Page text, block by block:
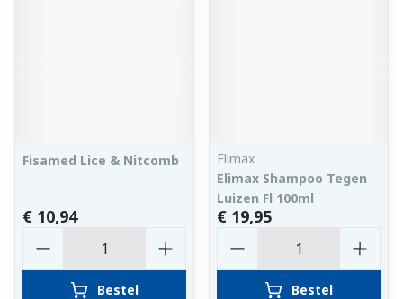
Fisamed Lice & Nitcomb
€ 10,94
Bestel
Elimax
Elimax Shampoo Tegen
Luizen Fl 100ml
€ 19,95
Bestel